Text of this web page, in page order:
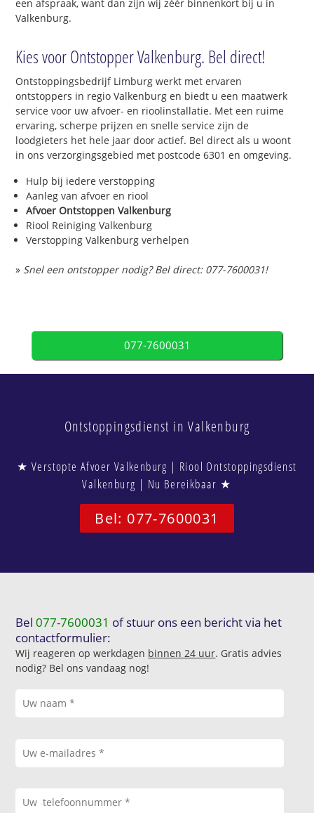
een afspraak, want dan zijn wij zéér binnenkort bij u in
Valkenburg.
Kies voor Ontstopper Valkenburg. Bel direct!
Ontstoppingsbedrijf Limburg werkt met ervaren
ontstoppers in regio Valkenburg en biedt u een maatwerk
service voor uw afvoer- en rioolinstallatie. Met een ruime
ervaring, scherpe prijzen en snelle service zijn de
loodgieters het hele jaar door actief. Bel direct als u woont
in ons verzorgingsgebied met postcode 6301 en omgeving.
Hulp bij iedere verstopping
Aanleg van afvoer en riool
Afvoer Ontstoppen Valkenburg
Riool Reiniging Valkenburg
Verstopping Valkenburg verhelpen
» Snel een ontstopper nodig? Bel direct: 077-7600031!
077-7600031
Ontstoppingsdienst in Valkenburg
★ Verstopte Afvoer Valkenburg | Riool Ontstoppingsdienst
Valkenburg | Nu Bereikbaar ★
Bel: 077-7600031
Bel077-7600031 of stuur ons een bericht via het
contactformulier:
Wij reageren op werkdagen binnen 24 uur. Gratis advies
nodig? Bel ons vandaag nog!